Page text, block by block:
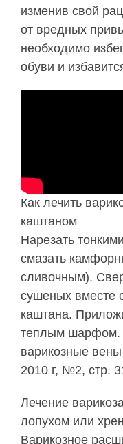
изменив свой
от вредных
необходимо
обуви и
Как лечить
каштаном
Нарезать
смазать
сливочным).
сушеных вместе
каштана.
теплым шарфом.
варикозные
2010 г, №2, стр.
Лечение
лопухом или
Варикозное